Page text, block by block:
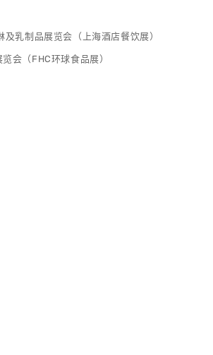
乳制品展览会（上海酒店餐饮展）
会（FHC环球食品展）